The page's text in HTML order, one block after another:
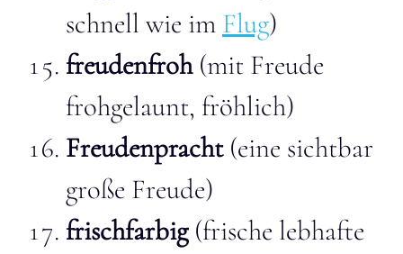
schnell wie im Flug)
freudenfroh(mit Freude
frohgelaunt, fröhlich)
Freudenpracht(eine sichtbar
große Freude)
frischfarbig(frische lebhafte